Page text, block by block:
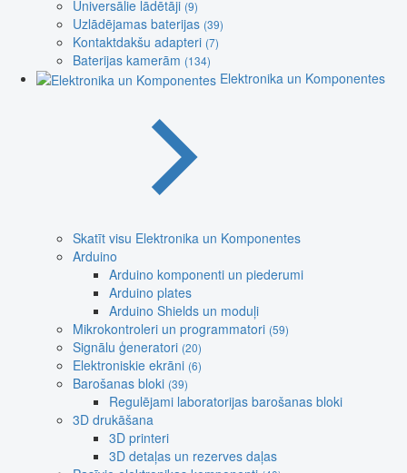
Universālie lādētāji (9)
Uzlādējamas baterijas (39)
Kontaktdakšu adapteri (7)
Baterijas kamerām (134)
Elektronika un Komponentes
Skatīt visu Elektronika un Komponentes
Arduino
Arduino komponenti un piederumi
Arduino plates
Arduino Shields un moduļi
Mikrokontroleri un programmatori (59)
Signālu ģeneratori (20)
Elektroniskie ekrāni (6)
Barošanas bloki (39)
Regulējami laboratorijas barošanas bloki
3D drukāšana
3D printeri
3D detaļas un rezerves daļas